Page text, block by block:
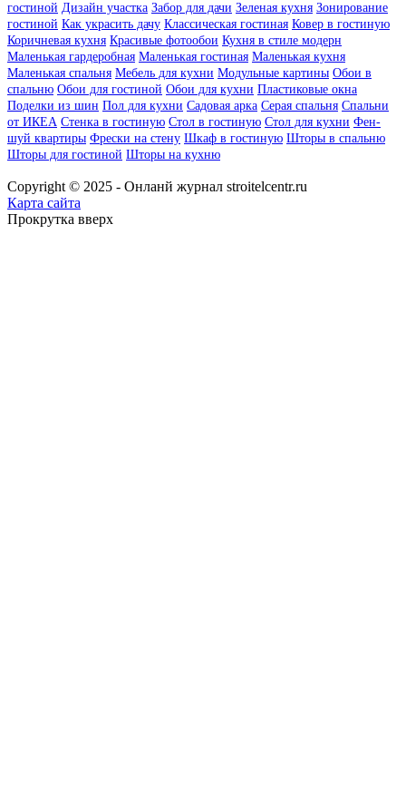
гостиной Дизайн участка Забор для дачи Зеленая кухня Зонирование
гостиной Как украсить дачу Классическая гостиная Ковер в гостиную
Коричневая кухня Красивые фотообои Кухня в стиле модерн
Маленькая гардеробная Маленькая гостиная Маленькая кухня
Маленькая спальня Мебель для кухни Модульные картины Обои в
спальню Обои для гостиной Обои для кухни Пластиковые окна
Поделки из шин Пол для кухни Садовая арка Серая спальня Спальни
от ИКЕА Стенка в гостиную Стол в гостиную Стол для кухни Фен-
шуй квартиры Фрески на стену Шкаф в гостиную Шторы в спальню
Шторы для гостиной Шторы на кухню
Copyright © 2025 - Онланй журнал stroitelcentr.ru
Карта сайта
Прокрутка вверх